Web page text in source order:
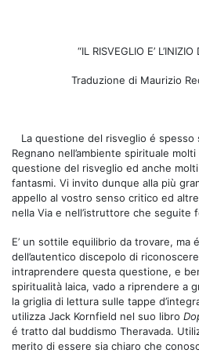
“IL RISVEGLIO E’
Traduzione di Maurizio
La questione del risveglio é
Regnano nell’ambiente spirituale
questione del risveglio ed anche
fantasmi. Vi invito dunque alla più
appello al vostro senso critico ed
nella Via e nell’istruttore che seguite
E’ un sottile equilibrio da trovare, ma
dell’autentico discepolo di
intraprendere questa questione, e
spiritualità laica, vado a riprendere a
la griglia di lettura sulle tappe
utilizza Jack Kornfield nel suo libro
é tratto dal buddismo Theravada.
merito di essere sia chiaro che